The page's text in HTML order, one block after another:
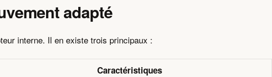
adapté
interne. Il en existe trois principaux :
Caractéristiques